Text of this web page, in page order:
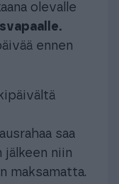
olevalle
ennen
saa
niin
maksamatta.